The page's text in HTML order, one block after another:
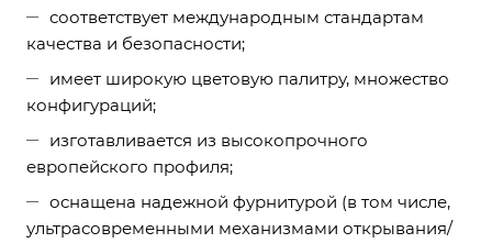
соответствует международным стандартам
качества и безопасности;
имеет широкую цветовую палитру, множество
конфигураций;
изготавливается из высокопрочного
европейского профиля;
оснащена надежной фурнитурой (в том числе,
ультрасовременными механизмами открывания/